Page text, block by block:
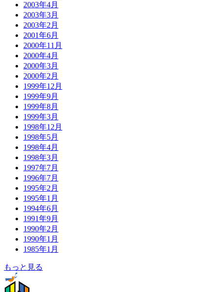
2003年4月
2003年3月
2003年2月
2001年6月
2000年11月
2000年4月
2000年3月
2000年2月
1999年12月
1999年9月
1999年8月
1999年3月
1998年12月
1998年5月
1998年4月
1998年3月
1997年7月
1996年7月
1995年2月
1995年1月
1994年6月
1991年9月
1990年2月
1990年1月
1985年1月
もっと見る